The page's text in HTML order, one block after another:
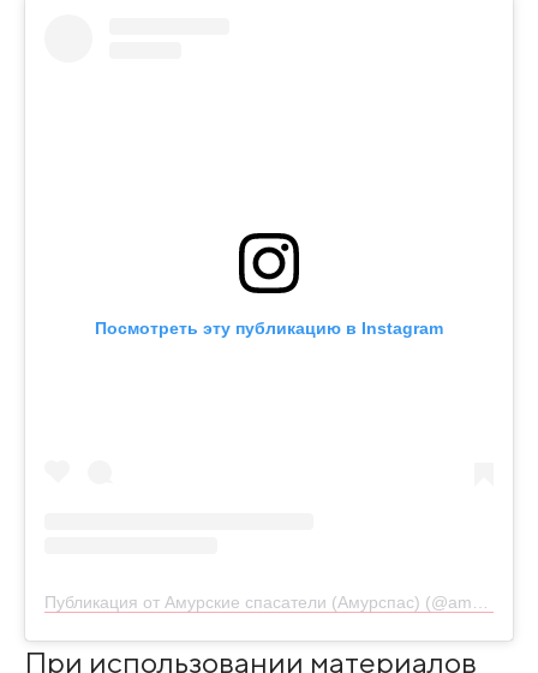
Посмотреть эту публикацию в Instagram
Публикация от Амурские спасатели (Амурспас) (@amurskiespasateli)
При использовании материалов